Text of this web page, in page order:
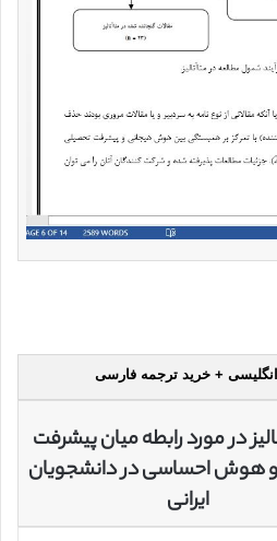
انگلیسی + خرید ترجمه فارسی
در مورد رابطه میان پیشرفت
هوش احساسی در دانشجویان
ایرانی